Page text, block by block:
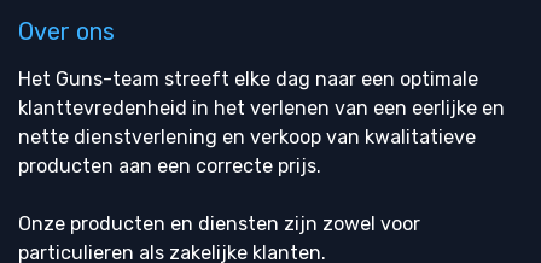
Over ons
Het Guns-team streeft elke dag naar een optimale
klanttevredenheid in het verlenen van een eerlijke en
nette dienstverlening en verkoop van kwalitatieve
producten aan een correcte prijs.
Onze producten en diensten zijn zowel voor
particulieren als zakelijke klanten.